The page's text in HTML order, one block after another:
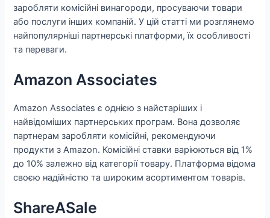
заробляти комісійні винагороди, просуваючи товари
або послуги інших компаній. У цій статті ми розглянемо
найпопулярніші партнерські платформи, їх особливості
та переваги.
Amazon Associates
Amazon Associates є однією з найстаріших і
найвідоміших партнерських програм. Вона дозволяє
партнерам заробляти комісійні, рекомендуючи
продукти з Amazon. Комісійні ставки варіюються від 1%
до 10% залежно від категорії товару. Платформа відома
своєю надійністю та широким асортиментом товарів.
ShareASale